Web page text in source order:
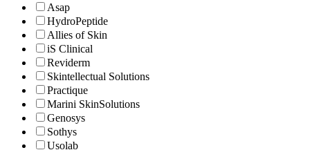
Asap
HydroPeptide
Allies of Skin
iS Clinical
Reviderm
Skintellectual Solutions
Practique
Marini SkinSolutions
Genosys
Sothys
Usolab